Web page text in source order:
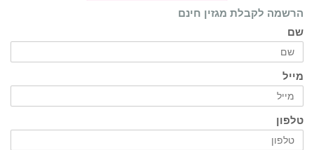
הרשמה לקבלת מגזין חינם
שם
מייל
טלפון